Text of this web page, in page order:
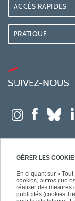
GÉRER LES
En cliquant sur «
cookies, autres que
réaliser des mesures
publicités (cookies
ACCÈS RAPIDES
PRATIQUE
SUIVEZ-NOUS